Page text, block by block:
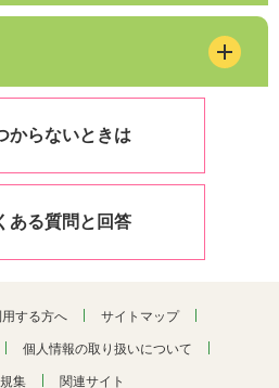
からないときは
ある質問と回答
する方へ サイトマップ
個人情報の取り扱いについて
集 関連サイト